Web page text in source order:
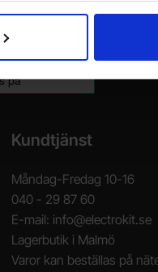
Kundtjänst
Måndag-Fredag 10-16
040 - 29 87 60
E-mail: info@electrokit.se
Lagerbutik i Malmö
Varor kan beställas på